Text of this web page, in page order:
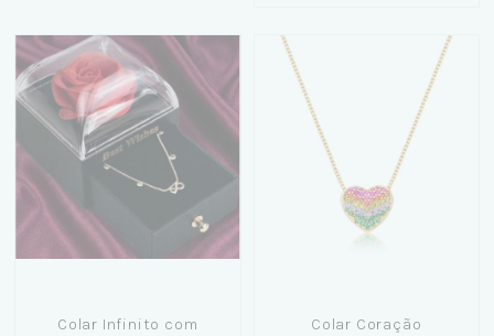
Colar Infinito com
Colar Coração